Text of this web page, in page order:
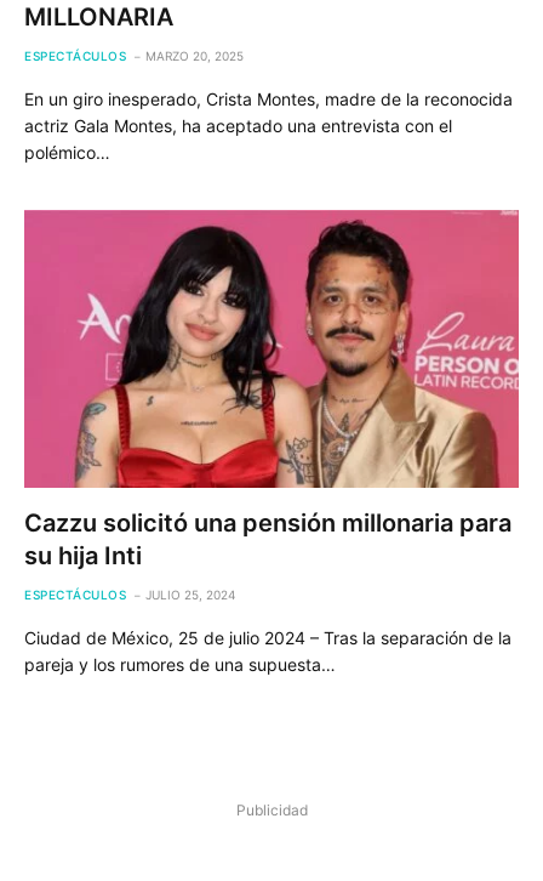
MILLONARIA
ESPECTÁCULOS MARZO 20, 2025
En un giro inesperado, Crista Montes, madre de la reconocida
actriz Gala Montes, ha aceptado una entrevista con el
polémico…
Cazzu solicitó una pensión millonaria para
su hija Inti
ESPECTÁCULOS JULIO 25, 2024
Ciudad de México, 25 de julio 2024 – Tras la separación de la
pareja y los rumores de una supuesta…
Publicidad